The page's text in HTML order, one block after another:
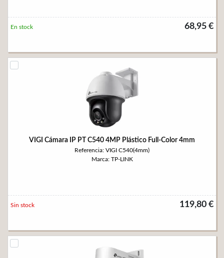
68,95 €
En stock
VIGI Cámara IP PT C540 4MP Plástico Full-Color 4mm
Referencia: VIGI C540(4mm)
Marca: TP-LINK
119,80 €
Sin stock